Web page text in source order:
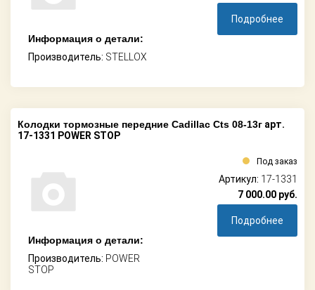
Информация о детали:
Производитель: STELLOX
Подробнее
Колодки тормозные передние Cadillac Cts 08-13г арт.
17-1331 POWER STOP
Информация о детали:
Производитель: POWER
STOP
Под заказ
Артикул: 17-1331
7 000.00 руб.
Подробнее